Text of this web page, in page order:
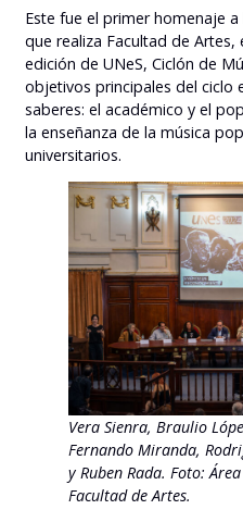
Este fue el primer homenaje
que realiza Facultad de
edición de UNeS, Ciclón de
objetivos principales del ciclo
saberes: el académico y el
la enseñanza de la música
universitarios.
Vera Sienra, Braulio
Fernando Miranda,
y Ruben Rada. Foto:
Facultad de Artes.